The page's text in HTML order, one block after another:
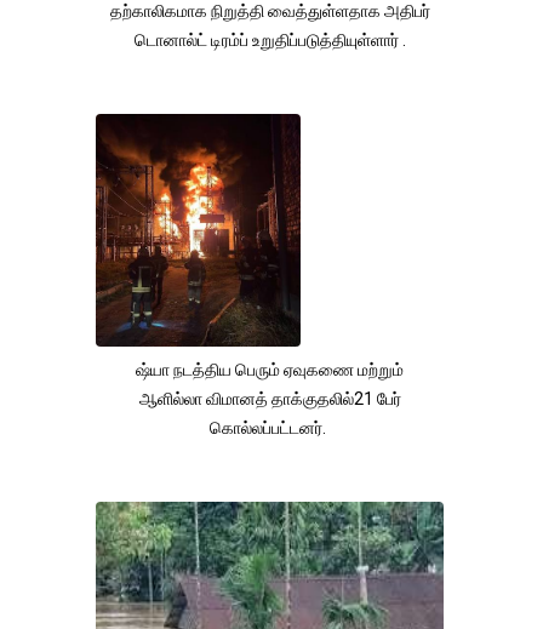
தற்காலிகமாக நிறுத்தி வைத்துள்ளதாக அதிபர்
டொனால்ட் டிரம்ப் உறுதிப்படுத்தியுள்ளார் .
ஷ்யா நடத்திய பெரும் ஏவுகணை மற்றும்
ஆளில்லா விமானத் தாக்குதலில்21 பேர்
கொல்லப்பட்டனர்.